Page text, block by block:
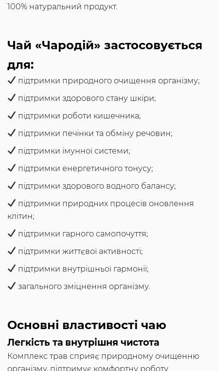
100% натуральний продукт.
Чай «Чародій» застосовується
для:
підтримки природного очищення організму;
підтримки здорового стану шкіри;
підтримки роботи кишечника;
підтримки печінки та обміну речовин;
підтримки імунної системи;
підтримки енергетичного тонусу;
підтримки здорового водного балансу;
підтримки природних процесів оновлення
клітин;
підтримки гарного самопочуття;
підтримки життєвої активності;
підтримки внутрішньої гармонії;
загального зміцнення організму.
Основні властивості чаю
Легкість та внутрішня чистота
Комплекс трав сприяє природному очищенню
організму, підтримує комфортну роботу